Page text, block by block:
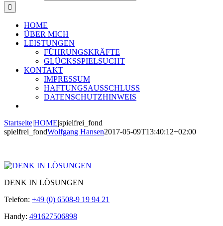
HOME
ÜBER MICH
LEISTUNGEN
FÜHRUNGSKRÄFTE
GLÜCKSSPIELSUCHT
KONTAKT
IMPRESSUM
HAFTUNGSAUSSCHLUSS
DATENSCHUTZHINWEIS
Startseite|HOME|spielfrei_fond
spielfrei_fondWolfgang Hansen2017-05-09T13:40:12+02:00
DENK IN LÖSUNGEN
Telefon: +49 (0) 6508-9 19 94 21
Handy: 491627506898